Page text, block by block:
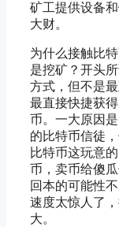
矿工提供设备
大财。
为什么接触比
是挖矿？开头
方式，但不是
最直接快捷获
币。一大原因
的比特币信徒
比特币这玩意
币，卖币给傻
回本的可能性
速度太惊人了
大。